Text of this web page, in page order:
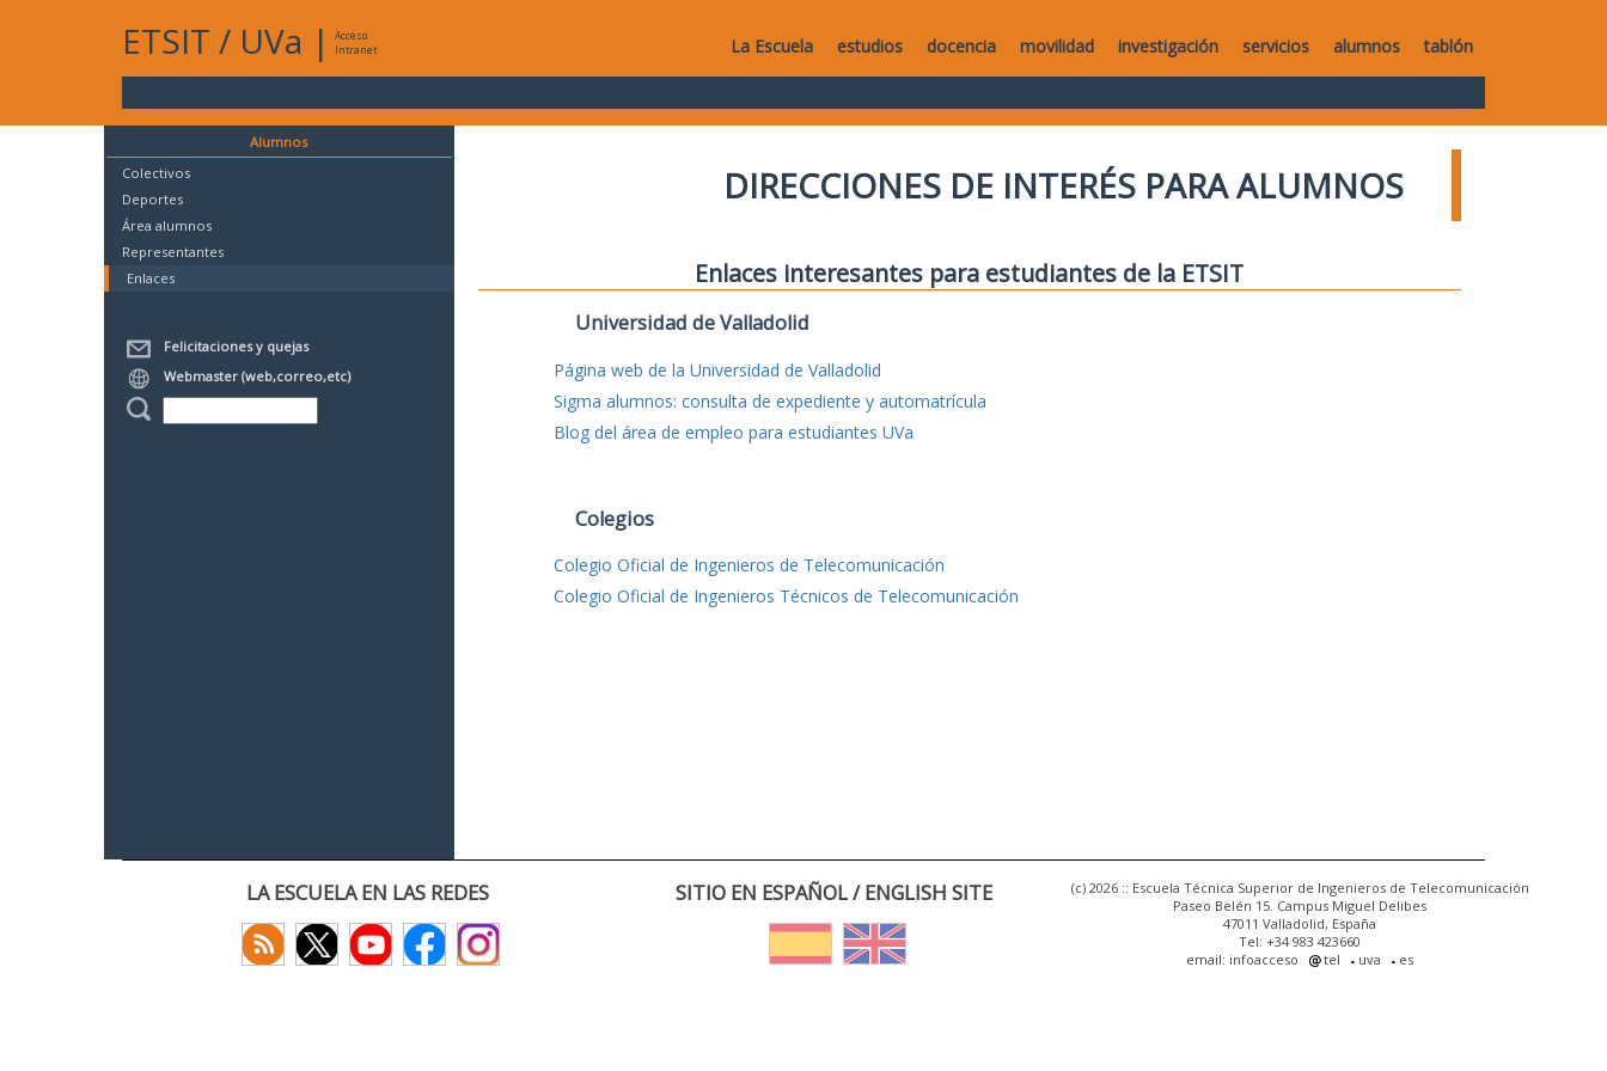
ETSIT / UVa |
Acceso
Intranet
La Escuela estudios docencia movilidad investigación servicios alumnos tablón
Alumnos
Colectivos
Deportes
Área alumnos
Representantes
Enlaces
Felicitaciones y quejas
Webmaster (web,correo,etc)
DIRECCIONES DE INTERÉS PARA ALUMNOS
Enlaces interesantes para estudiantes de la ETSIT
Universidad de Valladolid
Página web de la Universidad de Valladolid
Sigma alumnos: consulta de expediente y automatrícula
Blog del área de empleo para estudiantes UVa
Colegios
Colegio Oficial de Ingenieros de Telecomunicación
Colegio Oficial de Ingenieros Técnicos de Telecomunicación
LA ESCUELA EN LAS REDES SITIO EN ESPAÑOL / ENGLISH SITE
(c) 2026 :: Escuela Técnica Superior de Ingenieros de Telecomunicación
Paseo Belén 15. Campus Miguel Delibes
47011 Valladolid, España
Tel: +34 983 423660
email: infoacceso
tel uva es